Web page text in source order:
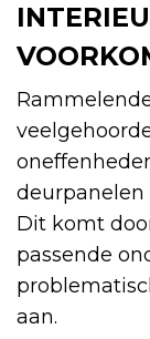
deurpanelen
Dit komt
passende
aan.